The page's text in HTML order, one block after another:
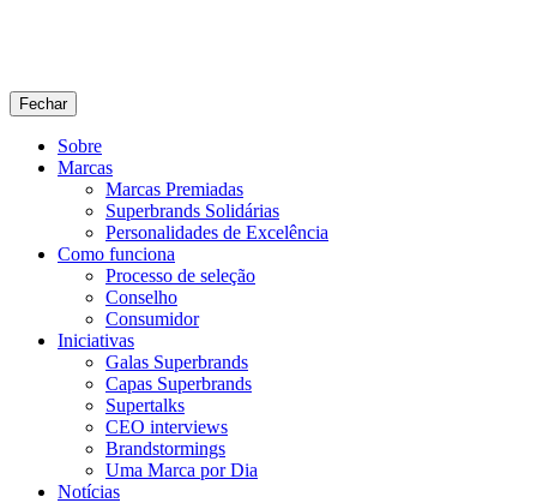
Fechar
Sobre
Marcas
Marcas Premiadas
Superbrands Solidárias
Personalidades de Excelência
Como funciona
Processo de seleção
Conselho
Consumidor
Iniciativas
Galas Superbrands
Capas Superbrands
Supertalks
CEO interviews
Brandstormings
Uma Marca por Dia
Notícias